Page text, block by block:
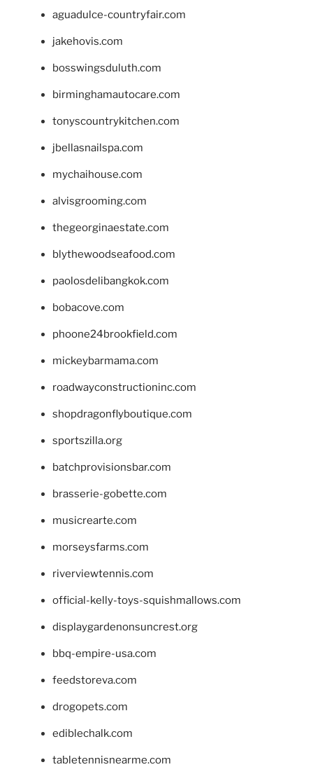
aguadulce-countryfair.com
jakehovis.com
bosswingsduluth.com
birminghamautocare.com
tonyscountrykitchen.com
jbellasnailspa.com
mychaihouse.com
alvisgrooming.com
thegeorginaestate.com
blythewoodseafood.com
paolosdelibangkok.com
bobacove.com
phoone24brookfield.com
mickeybarmama.com
roadwayconstructioninc.com
shopdragonflyboutique.com
sportszilla.org
batchprovisionsbar.com
brasserie-gobette.com
musicrearte.com
morseysfarms.com
riverviewtennis.com
official-kelly-toys-squishmallows.com
displaygardenonsuncrest.org
bbq-empire-usa.com
feedstoreva.com
drogopets.com
ediblechalk.com
tabletennisnearme.com